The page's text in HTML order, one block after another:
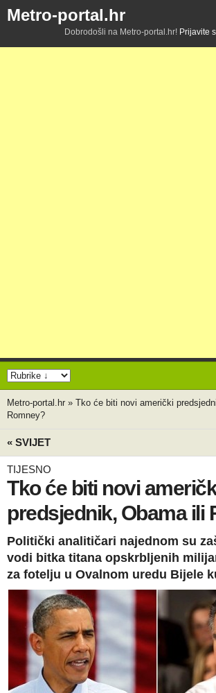
Metro-portal.hr
Dobrodošli na Metro-portal.hr! Prijavite
Metro-portal.hr » Tko će biti novi američki
Romney?
« SVIJET
TIJESNO
Tko će biti novi
predsjednik, Obama ili
Politički analitičari najednom su
vodi bitka titana opskrbljenih
za fotelju u Ovalnom uredu Bijele